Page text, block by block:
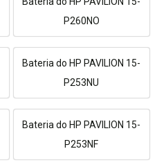
P260NO
Bateria do HP PAVILION 15-
P253NU
Bateria do HP PAVILION 15-
P253NF